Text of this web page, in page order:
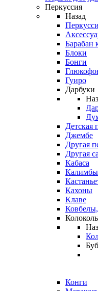
Перкуссия
Назад
Барабан
Блоки
Бонги
Гуиро
Дарбуки
Детская
Джембе
Другая
Другая
Кабаса
Калимбы
Кахоны
Клаве
Конги